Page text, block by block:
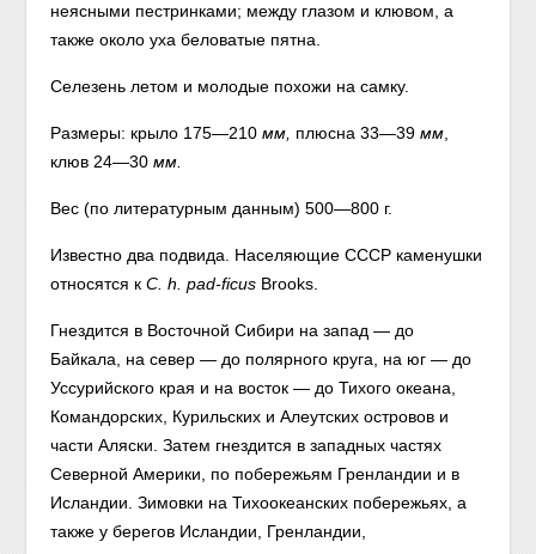
неясными пестринками; между глазом и клювом, а
также около уха беловатые пятна.
Селезень летом и молодые похожи на самку.
Размеры: крыло 175—210мм, плюсна 33—39мм
клюв 24—30мм.
Вес (по литературным данным) 500—800 г.
Известно два подвида. Населяющие СССР каменушки
относятся кС. h. pad-ficus Brooks.
Гнездится в Восточной Сибири на запад — до
Байкала, на север — до полярного круга, на юг — до
Уссурийского края и на восток — до Тихого океана,
Командорских, Курильских и Алеутских островов и
части Аляски. Затем гнездится в западных частях
Северной Америки, по побережьям Гренландии и в
Исландии. Зимовки на Тихоокеанских побережьях, а
также у берегов Исландии, Гренландии,